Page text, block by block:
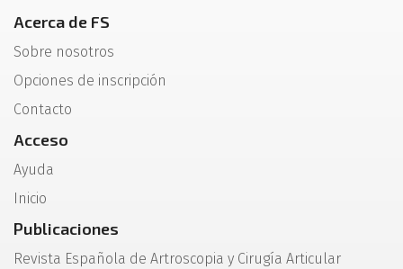
Acerca de FS
Sobre nosotros
Opciones de inscripción
Contacto
Acceso
Ayuda
Inicio
Publicaciones
Revista Española de Artroscopia y Cirugía Articular